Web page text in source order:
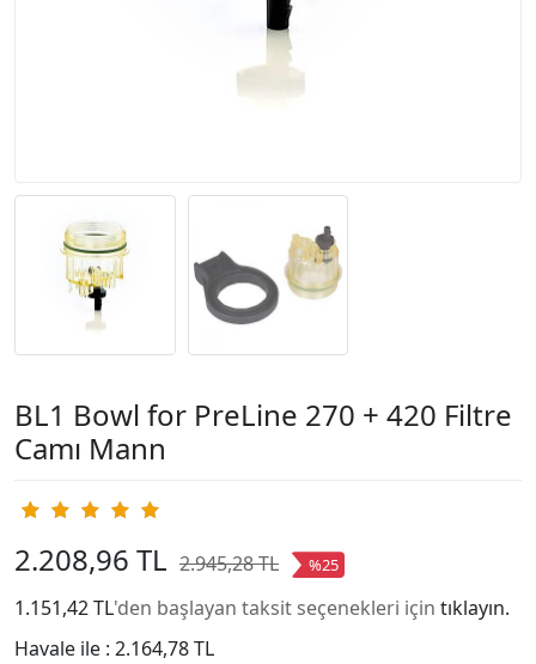
BL1 Bowl for PreLine 270 + 420 Filtre
Camı Mann
2.208,96 TL 2.945,28 TL %25
1.151,42 TL'den başlayan taksit seçenekleri için tıklayın.
Havale ile : 2.164,78 TL